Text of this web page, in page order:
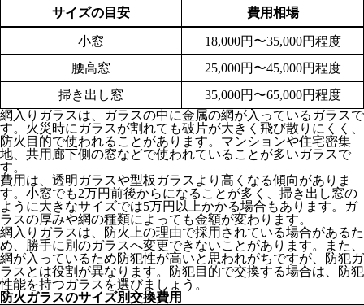
サイズの目安
費用相場
小窓
18,000円〜35,000円程度
腰高窓
25,000円〜45,000円程度
掃き出し窓
35,000円〜65,000円程度
網入りガラスは、ガラスの中に金属の網が入っているガラスで
す。火災時にガラスが割れても破片が大きく飛び散りにくく、
防火目的で使われることがあります。マンションや住宅密集
地、共用廊下側の窓などで使われていることが多いガラスで
す。
費用は、透明ガラスや型板ガラスより高くなる傾向がありま
す。小窓でも2万円前後からになることが多く、掃き出し窓の
ように大きなサイズでは5万円以上かかる場合もあります。ガ
ラスの厚みや網の種類によっても金額が変わります。
網入りガラスは、防火上の理由で採用されている場合があるた
め、勝手に別のガラスへ変更できないことがあります。また、
網が入っているため防犯性が高いと思われがちですが、防犯ガ
ラスとは役割が異なります。防犯目的で交換する場合は、防犯
性能を持つガラスを選びましょう。
防火ガラスのサイズ別交換費用